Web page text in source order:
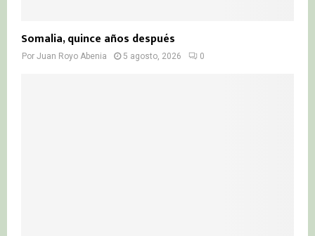
Somalia, quince años después
Por Juan Royo Abenia 5 agosto, 2026 0